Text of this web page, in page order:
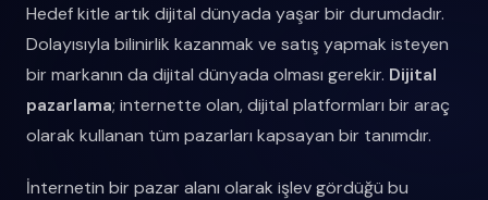
Hedef kitle artık dijital dünyada yaşar bir durumdadır.
Dolayısıyla bilinirlik kazanmak ve satış yapmak isteyen
bir markanın da dijital dünyada olması gerekir. Dijital
pazarlama; internette olan, dijital platformları bir araç
olarak kullanan tüm pazarları kapsayan bir tanımdır.
İnternetin bir pazar alanı olarak işlev gördüğü bu